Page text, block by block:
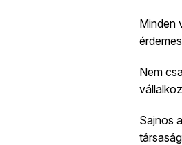
Minden
Nem
Sajnos